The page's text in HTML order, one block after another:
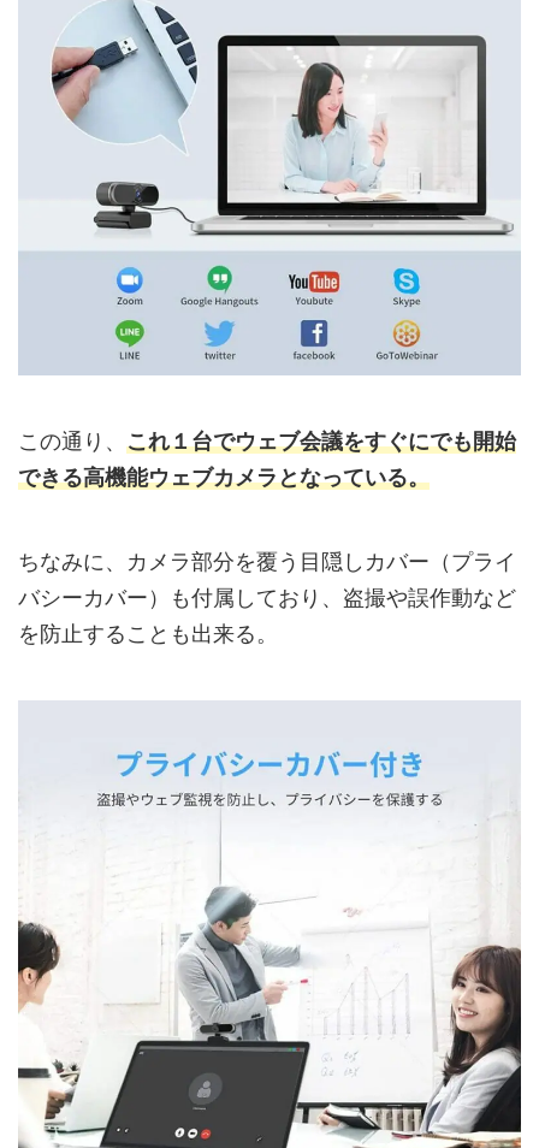
この通り、 これ１台でウェブ会議をすぐにでも開始
できる高機能ウェブカメラとなっている。
ちなみに、カメラ部分を覆う目隠しカバー（プライ
バシーカバー）も付属しており、盗撮や誤作動など
を防止することも出来る。